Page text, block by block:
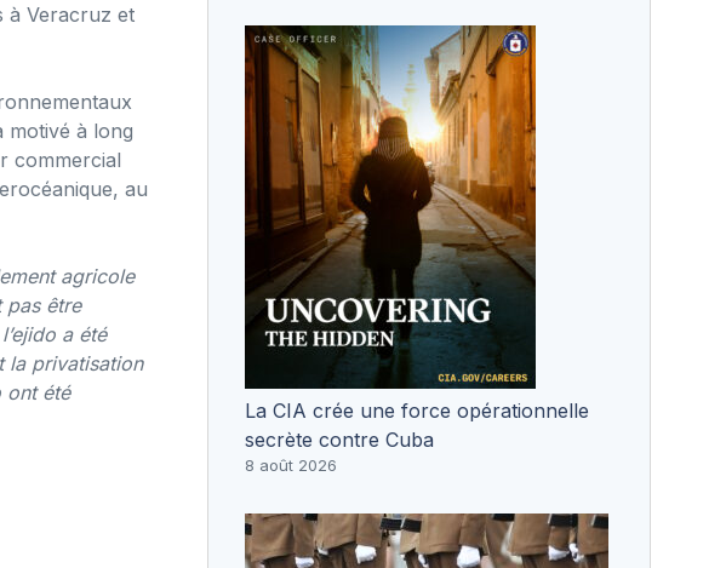
à Veracruz et
motivé à long
commercial
au
agricole
pas être
a été
la privatisation
ont été
La CIA crée une force opérationnelle
secrète contre Cuba
8 août 2026